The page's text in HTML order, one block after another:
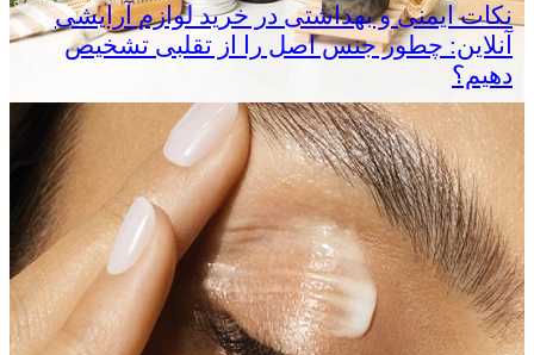
نکات ایمنی و بهداشتی در خرید لوازم آرایشی
آنلاین: چطور جنس اصل را از تقلبی تشخیص
دهیم؟